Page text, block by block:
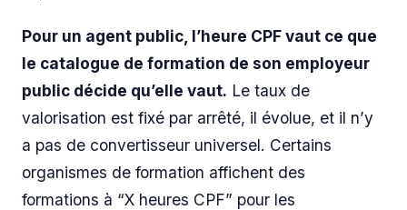
Pour un agent public, l’heure CPF vaut ce que
le catalogue de formation de son employeur
public décide qu’elle vaut. Le taux de
valorisation est fixé par arrêté, il évolue, et il n’y
a pas de convertisseur universel. Certains
organismes de formation affichent des
formations à “X heures CPF” pour les